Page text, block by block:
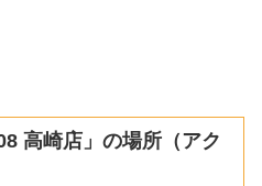
高崎店」の場所（アク